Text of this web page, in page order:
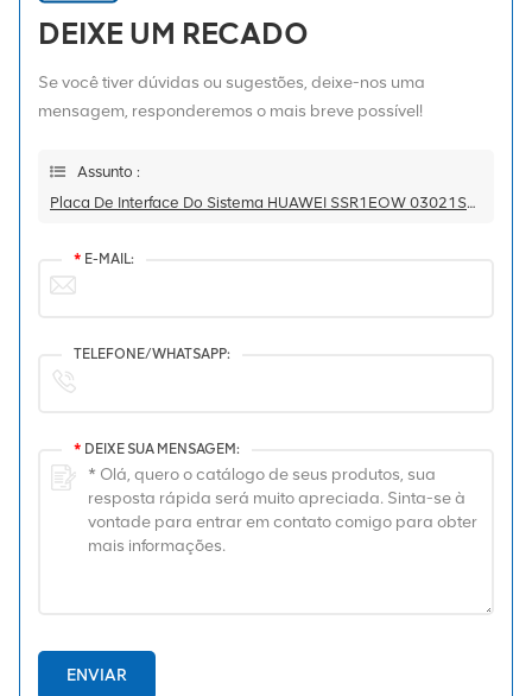
DEIXE UM RECADO
Se você tiver dúvidas ou sugestões, deixe-nos uma
mensagem, responderemos o mais breve possível!
Assunto :
Placa De Interface Do Sistema HUAWEI SSR1EOW 03021SHX OSN1500B
* E-MAIL:
TELEFONE/WHATSAPP:
* DEIXE SUA MENSAGEM:
ENVIAR